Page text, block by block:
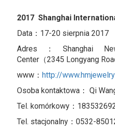
2017 Shanghai
Data：17-20 sierpnia 2017
Adres：Shanghai
Center（2345 Longyang
www： http://
Osoba kontaktowa： Qi
Tel. komórkowy：
Tel. stacjonalny：0532-